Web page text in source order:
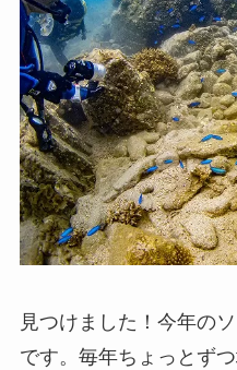
見つけました！今年の
です。毎年ちょっとず